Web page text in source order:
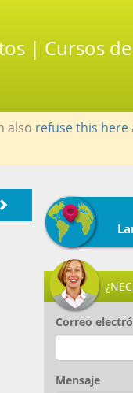
| Cursos
also refuse this here
Correo
Mensaje